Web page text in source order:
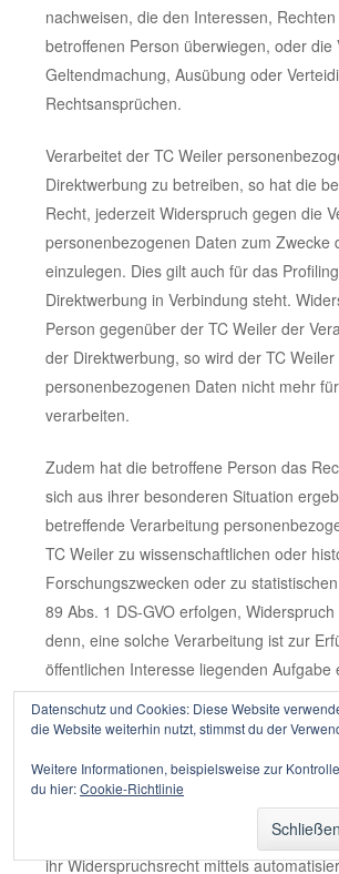
nachweisen, die den Interessen,
betroffenen Person überwiegen, oder
Geltendmachung, Ausübung oder
Rechtsansprüchen.
Verarbeitet der TC Weiler
Direktwerbung zu betreiben, so hat die
Recht, jederzeit Widerspruch gegen die
personenbezogenen Daten zum Zwecke
einzulegen. Dies gilt auch für das
Direktwerbung in Verbindung steht.
Person gegenüber der TC Weiler der
der Direktwerbung, so wird der TC Weiler
personenbezogenen Daten nicht mehr
verarbeiten.
Zudem hat die betroffene Person das
sich aus ihrer besonderen Situation
betreffende Verarbeitung
TC Weiler zu wissenschaftlichen oder
Forschungszwecken oder zu
89 Abs. 1 DS-GVO erfolgen,
denn, eine solche Verarbeitung ist zur
öffentlichen Interesse liegenden Aufgabe
Zur Ausübung des Rechts auf
wenden. Der betroffenen Person steht
Zusammenhang mit der Nutzung von
Informationsgesellschaft, ungeachtet
ihr Widerspruchsrecht mittels
Datenschutz und Cookies: Diese Website
die Website weiterhin nutzt, stimmst du der
Weitere Informationen, beispielsweise zur
du hier:Cookie-Richtlinie